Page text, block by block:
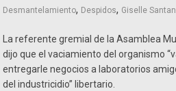
Desmantelamiento, Despidos, Giselle
La referente gremial de la Asamblea
dijo que el vaciamiento del organismo
entregarle negocios a laboratorios
del industricidio” libertario.